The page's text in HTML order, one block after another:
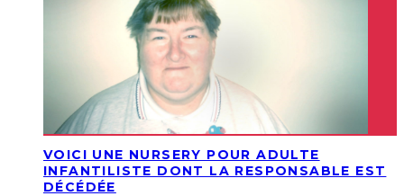
VOICI UNE NURSERY POUR ADULTE
INFANTILISTE DONT LA RESPONSABLE EST
DÉCÉDÉE